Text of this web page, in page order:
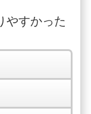
やすかった